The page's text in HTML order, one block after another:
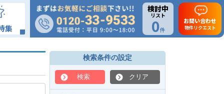
集
検討中
リスト
0件
お問い合わせ
物件リクエスト
検索条件の設定
検索 クリア